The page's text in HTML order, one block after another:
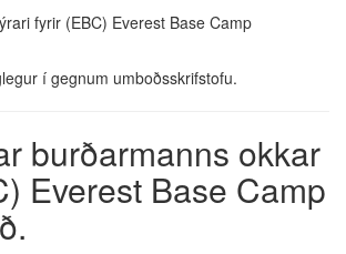
fyrir (EBC) Everest Base Camp
í gegnum umboðsskrifstofu.
burðarmanns okkar
Everest Base Camp